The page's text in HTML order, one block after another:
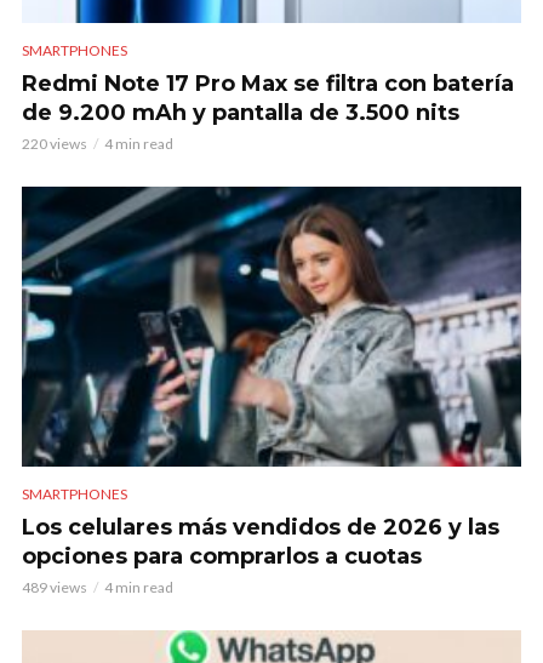
SMARTPHONES
Redmi Note 17 Pro Max se filtra con batería
de 9.200 mAh y pantalla de 3.500 nits
220 views 4 min read
SMARTPHONES
Los celulares más vendidos de 2026 y las
opciones para comprarlos a cuotas
489 views 4 min read